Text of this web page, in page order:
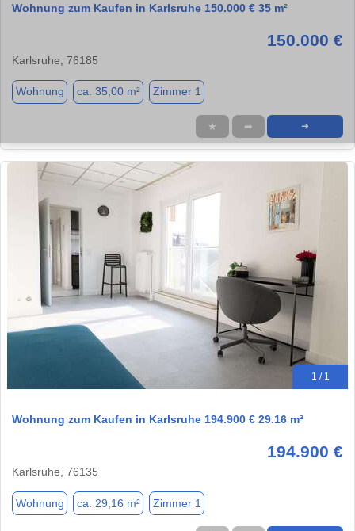
Wohnung zum Kaufen in Karlsruhe 150.000 € 35 m²
150.000 €
Karlsruhe, 76185
Wohnung ca. 35,00 m² Zimmer 1
★ ➦ ➜
1 / 1
Wohnung zum Kaufen in Karlsruhe 194.900 € 29.16 m²
194.900 €
Karlsruhe, 76135
Wohnung ca. 29,16 m² Zimmer 1